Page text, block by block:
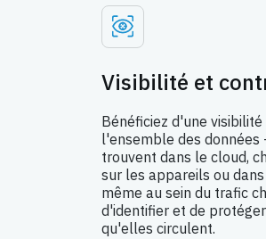
Visibilité et
Bénéficiez d'une
l'ensemble des données
trouvent dans le cloud,
sur les appareils ou
même au sein du trafic
d'identifier et de
qu'elles circulent.